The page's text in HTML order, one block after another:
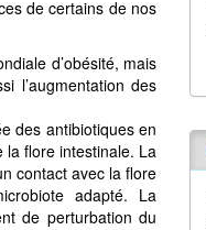
de certains de nos
d’obésité, mais
l’augmentation des
des antibiotiques en
flore intestinale. La
contact avec la flore
adapté. La
de perturbation du